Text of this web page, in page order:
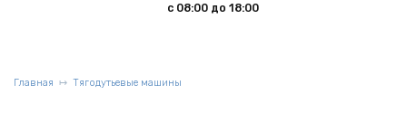
с 08:00 до 18:00
Главная Тягодутьевые машины